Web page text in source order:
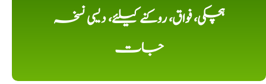
ہچکی، فواق، روکنے کیلئے، دیسی نسخہ
جات